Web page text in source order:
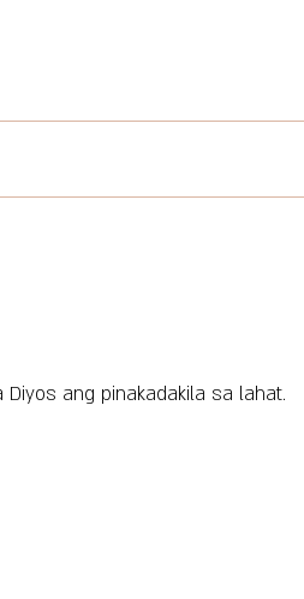
Diyos ang pinakadakila sa lahat.